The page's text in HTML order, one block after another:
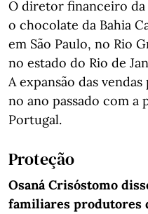
O diretor financeiro
o chocolate da Bahia
em São Paulo, no Rio
no estado do Rio de
A expansão das
no ano passado com a
Portugal.
Proteção
Osaná Crisóstomo
familiares produtores